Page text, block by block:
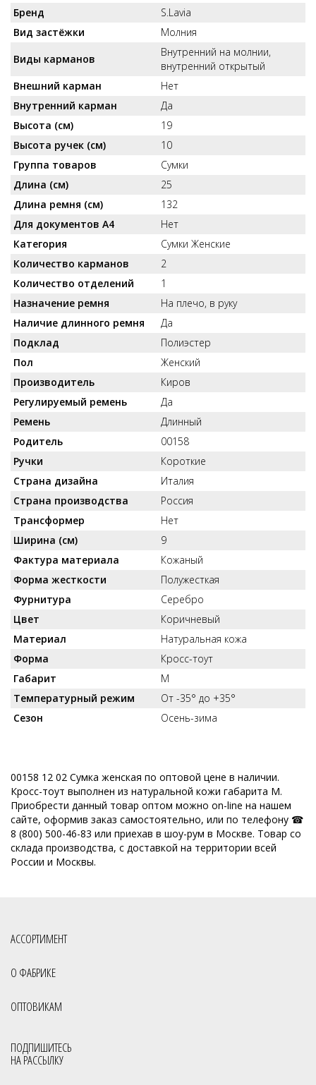
Бренд
S.Lavia
Вид застёжки
Молния
Виды карманов
Внутренний на молнии,
внутренний открытый
Внешний карман
Нет
Внутренний карман
Да
Высота (см)
19
Высота ручек (см)
10
Группа товаров
Сумки
Длина (см)
25
Длина ремня (см)
132
Для документов А4
Нет
Категория
Сумки Женские
Количество карманов
2
Количество отделений
1
Назначение ремня
На плечо, в руку
Наличие длинного ремня
Да
Подклад
Полиэстер
Пол
Женский
Производитель
Киров
Регулируемый ремень
Да
Ремень
Длинный
Родитель
00158
Ручки
Короткие
Страна дизайна
Италия
Страна производства
Россия
Трансформер
Нет
Ширина (см)
9
Фактура материала
Кожаный
Форма жесткости
Полужесткая
Фурнитура
Серебро
Цвет
Коричневый
Материал
Натуральная кожа
Форма
Кросс-тоут
Габарит
M
Температурный режим
От -35° до +35°
Сезон
Осень-зима
00158 12 02 Сумка женская по оптовой цене в наличии.
Кросс-тоут выполнен из натуральной кожи габарита M.
Приобрести данный товар оптом можно on-line на нашем
сайте, оформив заказ самостоятельно, или по телефону ☎
8 (800) 500-46-83 или приехав в шоу-рум в Москве. Товар со
склада производства, с доставкой на территории всей
России и Москвы.
АССОРТИМЕНТ
О ФАБРИКЕ
ОПТОВИКАМ
ПОДПИШИТЕСЬ
НА РАССЫЛКУ